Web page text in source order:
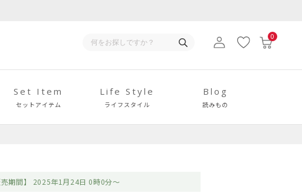
0
Set Item
セットアイテム
Life Style
ライフスタイル
Blog
読みもの
売期間】 2025年1月24日 0時0分～